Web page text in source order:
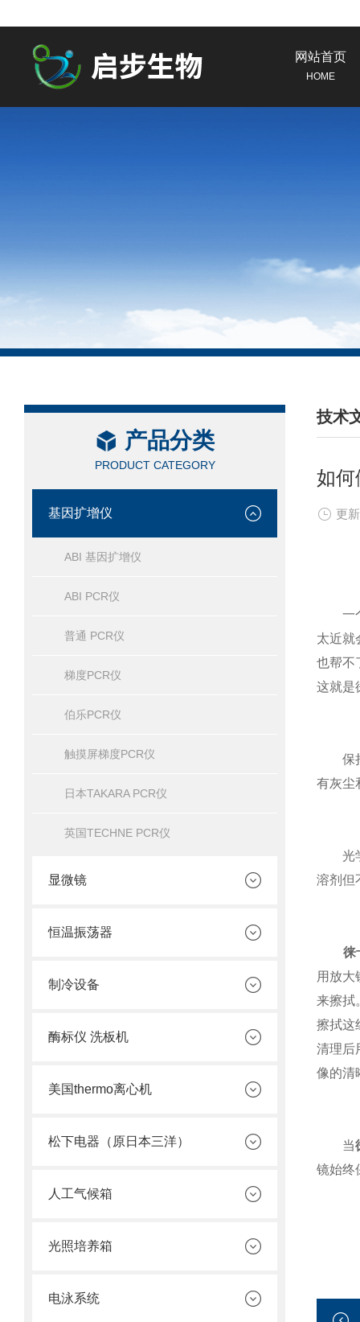
网站首页
HOME
产品分类
PRODUCT CATEGORY
基因扩增仪
ABI 基因扩增仪
ABI PCR仪
普通 PCR仪
梯度PCR仪
伯乐PCR仪
触摸屏梯度PCR仪
日本TAKARA PCR仪
英国TECHNE PCR仪
显微镜
恒温振荡器
制冷设备
酶标仪 洗板机
美国thermo离心机
松下电器（原日本三洋）
人工气候箱
光照培养箱
电泳系统
技术
/
如何
更
一个
太近就
也帮不
这就是
保持
有灰尘
光学
溶剂但
徕
用放大
来擦拭
擦拭这
清理后
像的清
当
镜始终